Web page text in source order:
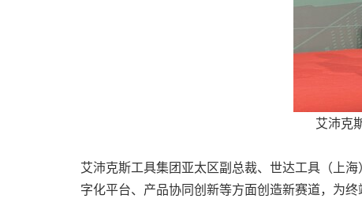
艾沛克
艾沛克斯工具集团亚太区副总裁、世达工具（上
字化平台、产品协同创新等方面创造新赛道，为